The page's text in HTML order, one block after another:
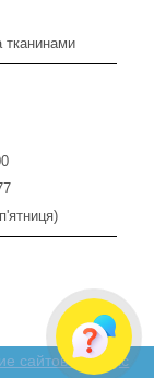
тканинами
сайтов Skylogic